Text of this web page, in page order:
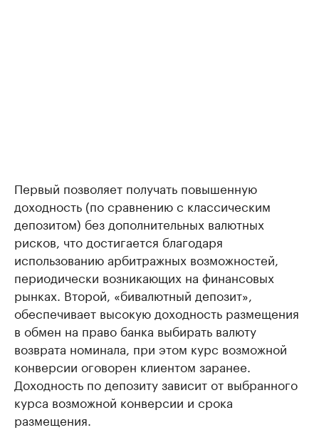
Первый позволяет получать повышенную
доходность (по сравнению с классическим
депозитом) без дополнительных валютных
рисков, что достигается благодаря
использованию арбитражных возможностей,
периодически возникающих на финансовых
рынках. Второй, «бивалютный депозит»,
обеспечивает высокую доходность размещения
в обмен на право банка выбирать валюту
возврата номинала, при этом курс возможной
конверсии оговорен клиентом заранее.
Доходность по депозиту зависит от выбранного
курса возможной конверсии и срока
размещения.